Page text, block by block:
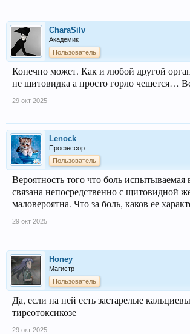
CharaSilv
Академик
Пользователь
Конечно может. Как и любой другой
не щитовидка а просто горло чешется…
29 окт 2025
Lenock
Профессор
Пользователь
Вероятность того что боль испытываемая
связана непосредственно с щитовидной
маловероятна. Что за боль, каков ее
29 окт 2025
Honey
Магистр
Пользователь
Да, если на ней есть застарелые
тиреотоксикозе
29 окт 2025